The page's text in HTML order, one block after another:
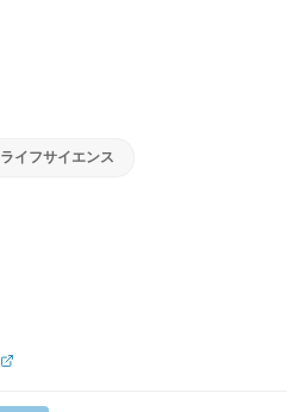
ライフサイエンス